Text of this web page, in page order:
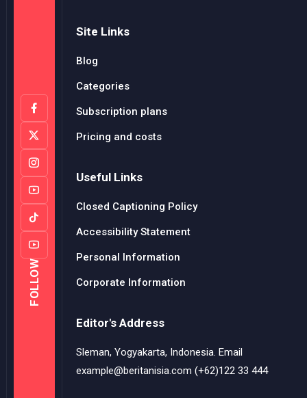
FOLLOW
Site Links
Blog
Categories
Subscription plans
Pricing and costs
Useful Links
Closed Captioning Policy
Accessibility Statement
Personal Information
Corporate Information
Editor's Address
Sleman, Yogyakarta, Indonesia. Email
example@beritanisia.com (+62)122 33 444